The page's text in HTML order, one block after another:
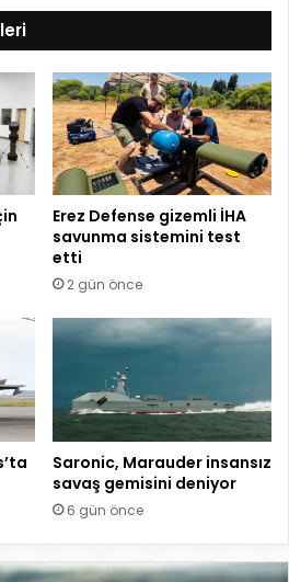
esi
Erez Defense gizemli İHA
savunma sistemini test
etti
2 gün önce
Saronic, Marauder insansız
savaş gemisini deniyor
6 gün önce